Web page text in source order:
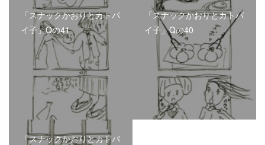
「スナックかおりとカトパ
イ子」Qの41
「スナックかおりとカトパ
イ子」Qの40
「スナックかおりとカトパ